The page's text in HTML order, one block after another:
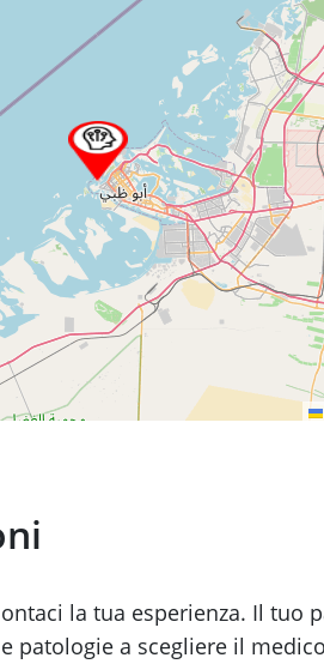
la tua esperienza. Il tuo
patologie a scegliere il